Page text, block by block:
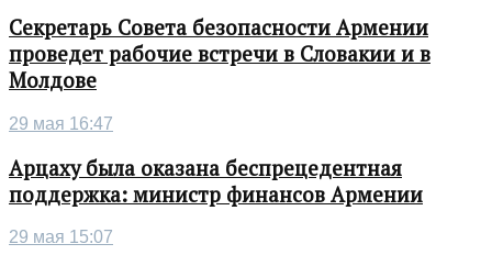
Секретарь Совета безопасности Армении
проведет рабочие встречи в Словакии и в
Молдове
29 мая 16:47
Арцаху была оказана беспрецедентная
поддержка: министр финансов Армении
29 мая 15:07